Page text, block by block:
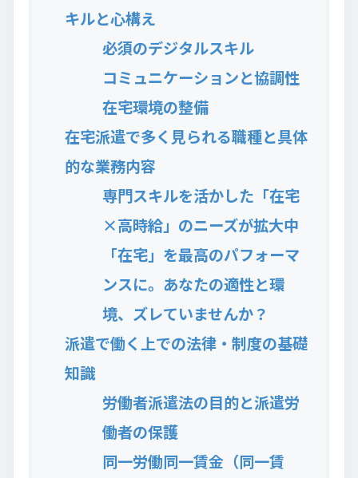
キルと心構え
必須のデジタルスキル
コミュニケーションと協調性
在宅環境の整備
在宅派遣で多く見られる職種と具体
的な業務内容
専門スキルを活かした「在宅
×高時給」のニーズが拡大中
「在宅」を最高のパフォーマ
ンスに。あなたの適性と環
境、ズレていませんか？
派遣で働く上での法律・制度の基礎
知識
労働者派遣法の目的と派遣労
働者の保護
同一労働同一賃金（同⼀賃